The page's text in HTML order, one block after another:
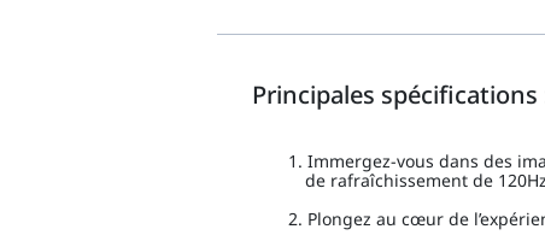
Principales spécifications
1. Immergez-vous dans des
de rafraîchissement de
2. Plongez au cœur de